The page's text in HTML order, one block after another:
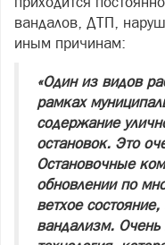
вандалов, ДТП,
иным причинам:
«Один из видов
рамках
содержание
остановок. Это
Остановочные
обновлении по
ветхое
вандализм.